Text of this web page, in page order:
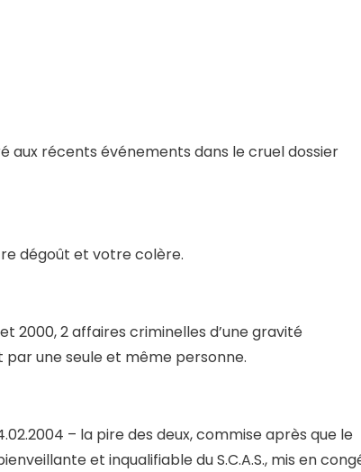
aux récents événements dans le cruel dossier
dégoût et votre colère.
2000, 2 affaires criminelles d’une gravité
une seule et même personne.
– la pire des deux, commise après que le
et inqualifiable du S.C.A.S., mis en